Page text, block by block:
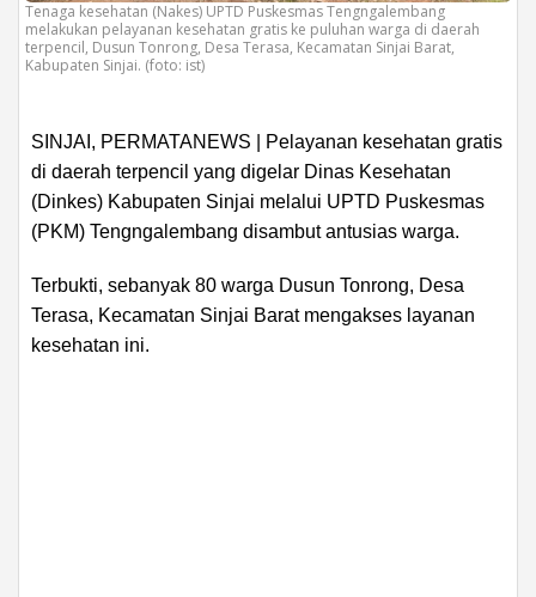
Tenaga kesehatan (Nakes) UPTD Puskesmas Tengngalembang
melakukan pelayanan kesehatan gratis ke puluhan warga di daerah
terpencil, Dusun Tonrong, Desa Terasa, Kecamatan Sinjai Barat,
Kabupaten Sinjai. (foto: ist)
SINJAI, PERMATANEWS | Pelayanan kesehatan gratis
di daerah terpencil yang digelar Dinas Kesehatan
(Dinkes) Kabupaten Sinjai melalui UPTD Puskesmas
(PKM) Tengngalembang disambut antusias warga.
Terbukti, sebanyak 80 warga Dusun Tonrong, Desa
Terasa, Kecamatan Sinjai Barat mengakses layanan
kesehatan ini.